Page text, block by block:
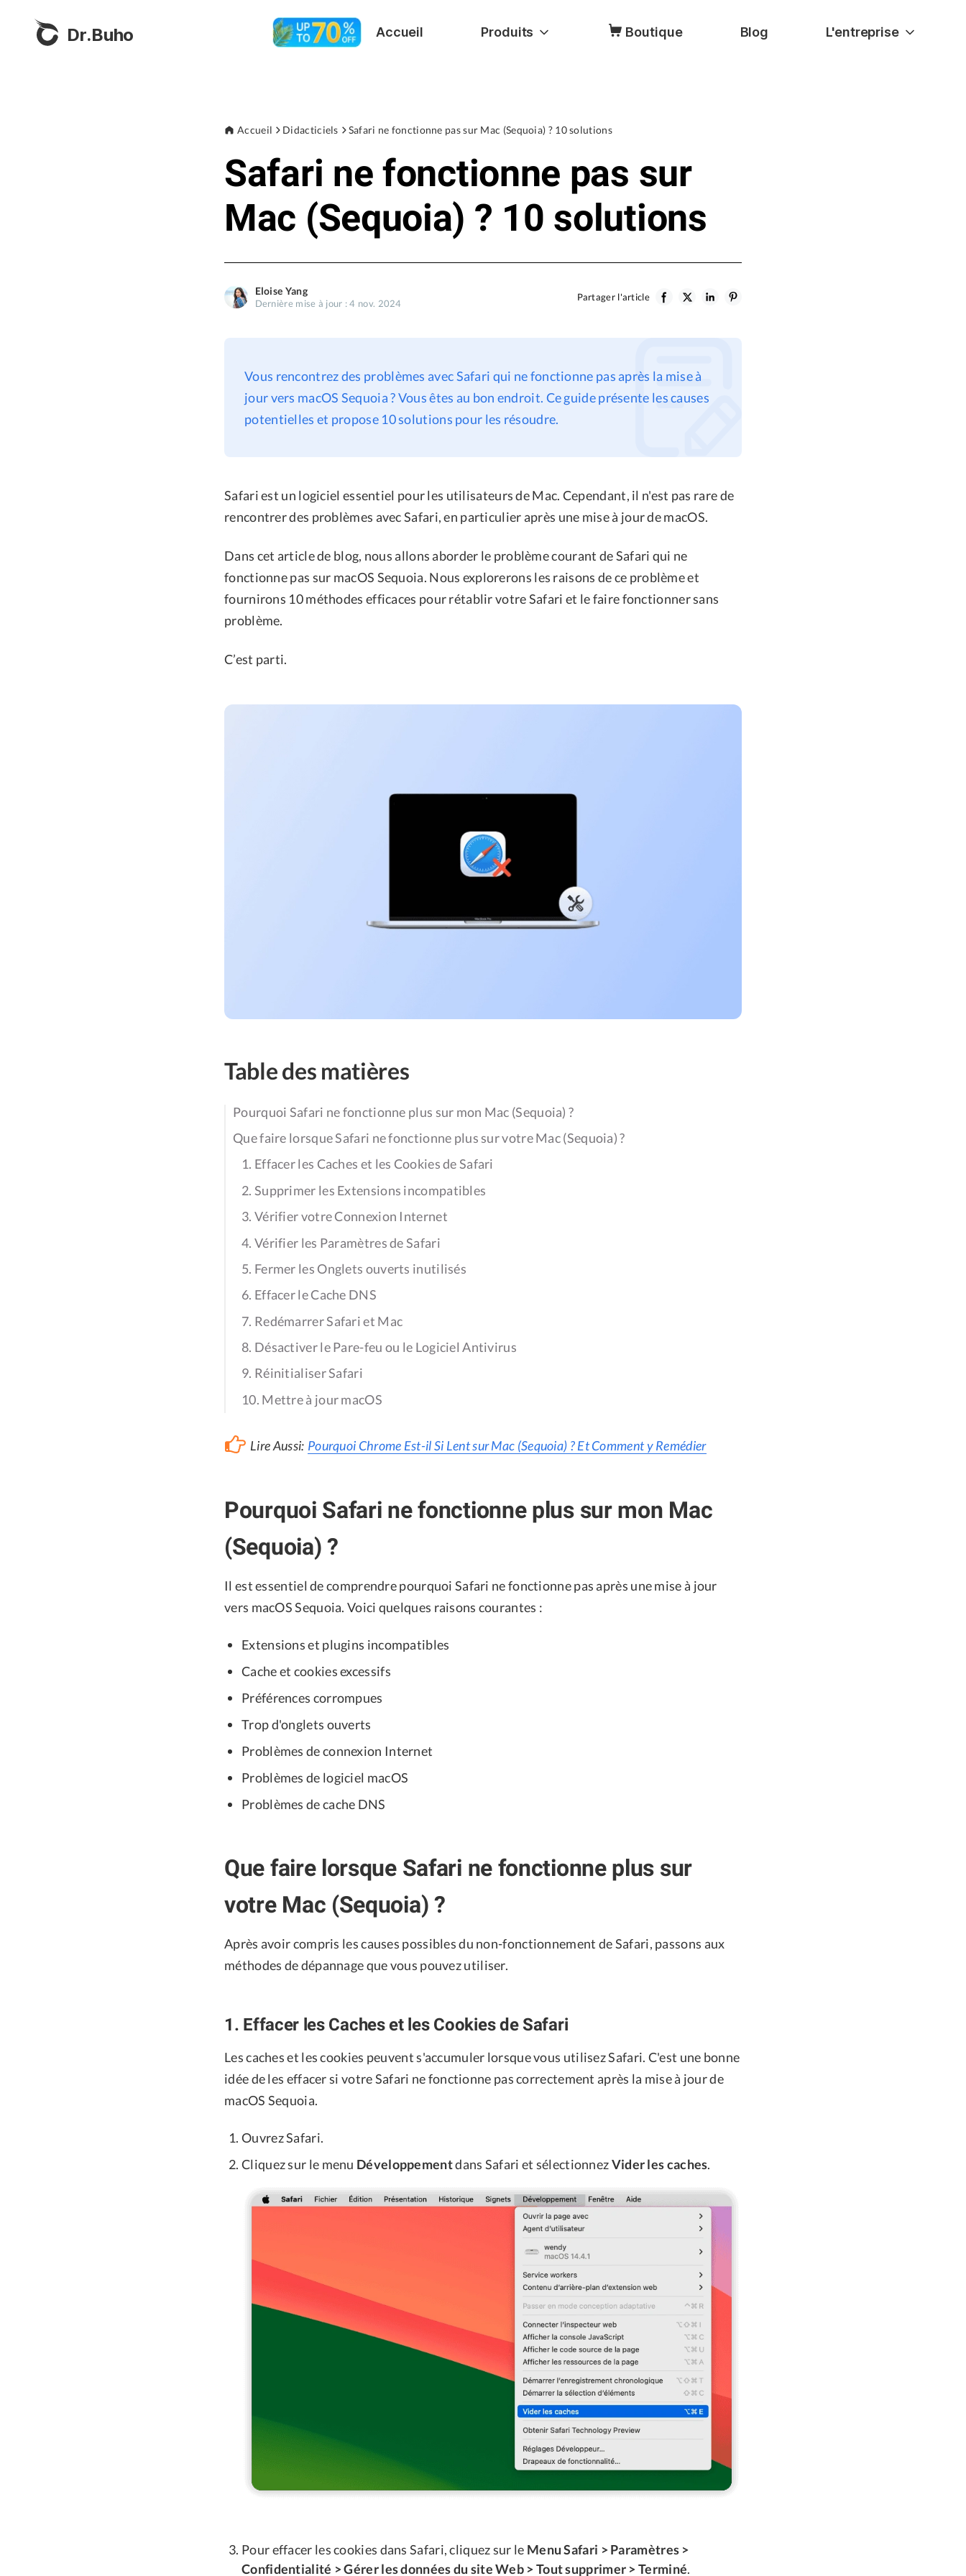
Dr.Buho Accueil Produits Boutique Blog L'entreprise
Accueil Didacticiels Safari ne fonctionne pas sur Mac (Sequoia) ? 10 solutions
Safari ne fonctionne pas sur
Mac (Sequoia) ? 10 solutions
Eloise Yang
Dernière mise à jour : 4 nov. 2024
Partager l'article
Vous rencontrez des problèmes avec Safari qui ne fonctionne pas après la mise à
jour vers macOS Sequoia ? Vous êtes au bon endroit. Ce guide présente les causes
potentielles et propose 10 solutions pour les résoudre.
Safari est un logiciel essentiel pour les utilisateurs de Mac. Cependant, il n'est pas rare de
rencontrer des problèmes avec Safari, en particulier après une mise à jour de macOS.
Dans cet article de blog, nous allons aborder le problème courant de Safari qui ne
fonctionne pas sur macOS Sequoia. Nous explorerons les raisons de ce problème et
fournirons 10 méthodes efficaces pour rétablir votre Safari et le faire fonctionner sans
problème.
C’est parti.
Table des matières
Pourquoi Safari ne fonctionne plus sur mon Mac (Sequoia) ?
Que faire lorsque Safari ne fonctionne plus sur votre Mac (Sequoia) ?
1. Effacer les Caches et les Cookies de Safari
2. Supprimer les Extensions incompatibles
3. Vérifier votre Connexion Internet
4. Vérifier les Paramètres de Safari
5. Fermer les Onglets ouverts inutilisés
6. Effacer le Cache DNS
7. Redémarrer Safari et Mac
8. Désactiver le Pare-feu ou le Logiciel Antivirus
9. Réinitialiser Safari
10. Mettre à jour macOS
Lire Aussi: Pourquoi Chrome Est-il Si Lent sur Mac (Sequoia) ? Et Comment y Remédier
Pourquoi Safari ne fonctionne plus sur mon Mac
(Sequoia) ?
Il est essentiel de comprendre pourquoi Safari ne fonctionne pas après une mise à jour
vers macOS Sequoia. Voici quelques raisons courantes :
Extensions et plugins incompatibles
Cache et cookies excessifs
Préférences corrompues
Trop d'onglets ouverts
Problèmes de connexion Internet
Problèmes de logiciel macOS
Problèmes de cache DNS
Que faire lorsque Safari ne fonctionne plus sur
votre Mac (Sequoia) ?
Après avoir compris les causes possibles du non-fonctionnement de Safari, passons aux
méthodes de dépannage que vous pouvez utiliser.
1. Effacer les Caches et les Cookies de Safari
Les caches et les cookies peuvent s'accumuler lorsque vous utilisez Safari. C'est une bonne
idée de les effacer si votre Safari ne fonctionne pas correctement après la mise à jour de
macOS Sequoia.
Ouvrez Safari.
Cliquez sur le menu Développementdans Safari et sélectionnezVider les caches.
Pour effacer les cookies dans Safari, cliquez sur le Menu Safari > Paramètres >
Confidentialité > Gérer les données du site Web > Tout supprimer > Terminé.